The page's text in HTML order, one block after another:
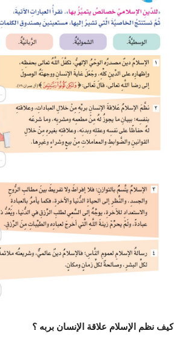
كيف نظم الإسلام علاقة الإنسان بربه ؟